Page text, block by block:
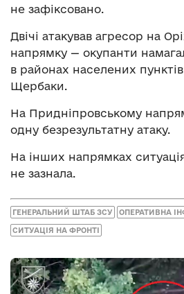
не зафіксовано.
Двічі атакував агресор на
напрямку — окупанти
в районах населених
Щербаки.
На Придніпровському
одну безрезультатну атаку.
На інших напрямках
не зазнала.
ГЕНЕРАЛЬНИЙ ШТАБ ЗСУ ОПЕРАТИВНА
СИТУАЦІЯ НА ФРОНТІ